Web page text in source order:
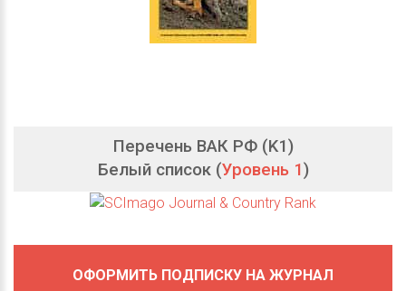
Перечень ВАК РФ (K1)
Белый список (Уровень 1)
ОФОРМИТЬ ПОДПИСКУ НА ЖУРНАЛ